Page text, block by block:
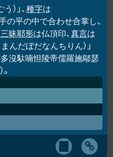
）」、種字は
の平の中で合わせ合掌し、
三昧耶形は仏頂印、真言は
んだぼだなんちりん）」
多沒馱喃怛陵帝儒羅施鄔瑟